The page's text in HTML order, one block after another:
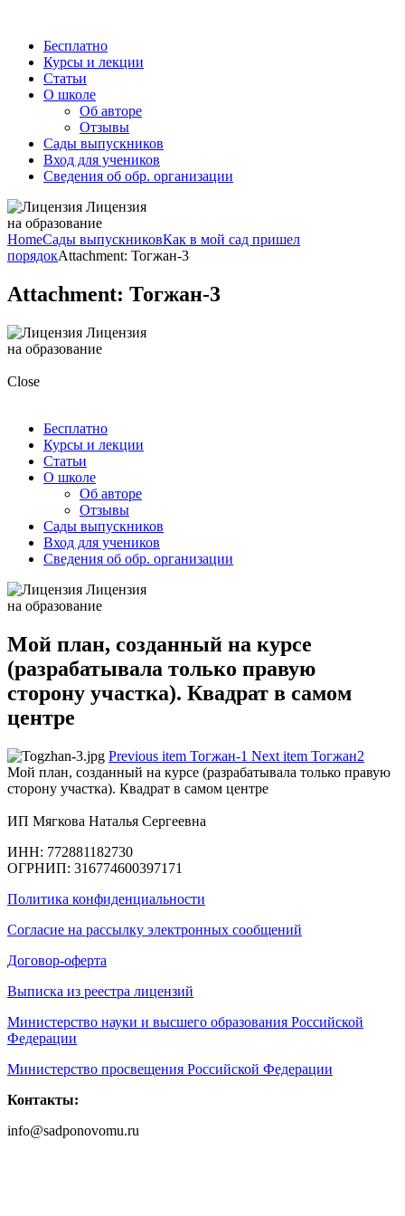
Бесплатно
Курсы и лекции
Статьи
О школе
Об авторе
Отзывы
Сады выпускников
Вход для учеников
Сведения об обр. организации
Лицензия
на образование
HomeСады выпускниковКак в мой сад пришел
порядокAttachment: Тогжан-3
Attachment: Тогжан-3
Лицензия
на образование
Close
Бесплатно
Курсы и лекции
Статьи
О школе
Об авторе
Отзывы
Сады выпускников
Вход для учеников
Сведения об обр. организации
Лицензия
на образование
Мой план, созданный на курсе
(разрабатывала только правую
сторону участка). Квадрат в самом
центре
Previous item Тогжан-1 Next item Тогжан2
Мой план, созданный на курсе (разрабатывала только правую
сторону участка). Квадрат в самом центре
ИП Мягкова Наталья Сергеевна
ИНН: 772881182730
ОГРНИП: 316774600397171
Политика конфиденциальности
Согласие на рассылку электронных сообщений
Договор-оферта
Выписка из реестра лицензий
Министерство науки и высшего образования Российской
Федерации
Министерство просвещения Российской Федерации
Контакты:
info@sadponovomu.ru